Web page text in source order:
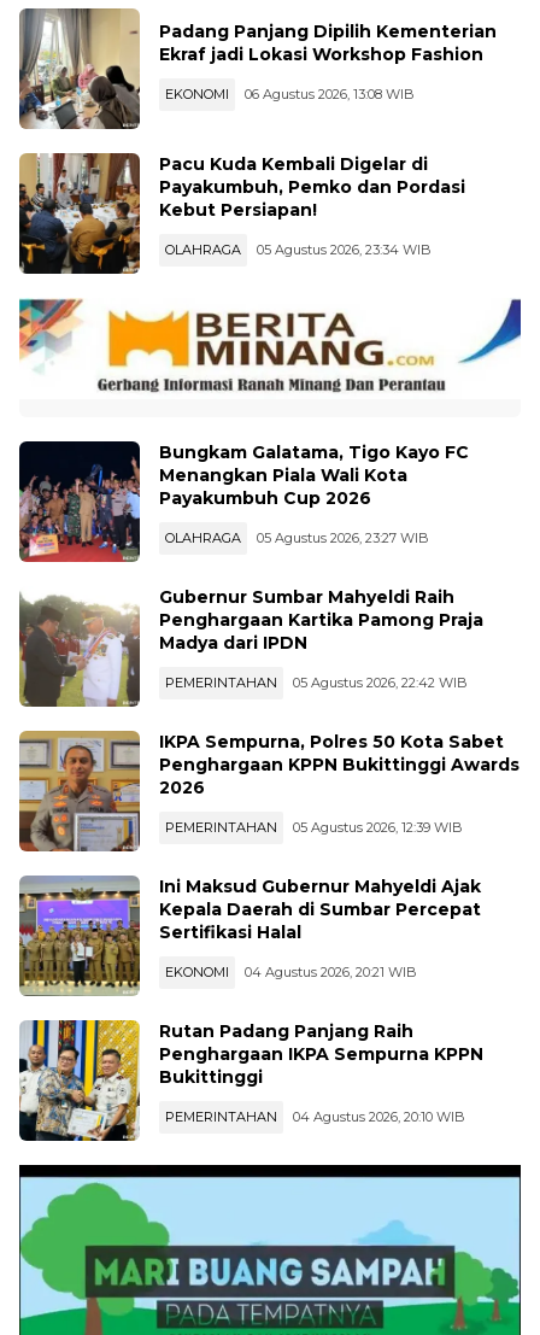
Padang Panjang Dipilih Kementerian
Ekraf jadi Lokasi Workshop Fashion
EKONOMI 06 Agustus 2026, 13:08 WIB
Pacu Kuda Kembali Digelar di
Payakumbuh, Pemko dan Pordasi
Kebut Persiapan!
OLAHRAGA 05 Agustus 2026, 23:34 WIB
Bungkam Galatama, Tigo Kayo FC
Menangkan Piala Wali Kota
Payakumbuh Cup 2026
OLAHRAGA 05 Agustus 2026, 23:27 WIB
Gubernur Sumbar Mahyeldi Raih
Penghargaan Kartika Pamong Praja
Madya dari IPDN
PEMERINTAHAN 05 Agustus 2026, 22:42 WIB
IKPA Sempurna, Polres 50 Kota Sabet
Penghargaan KPPN Bukittinggi Awards
2026
PEMERINTAHAN 05 Agustus 2026, 12:39 WIB
Ini Maksud Gubernur Mahyeldi Ajak
Kepala Daerah di Sumbar Percepat
Sertifikasi Halal
EKONOMI 04 Agustus 2026, 20:21 WIB
Rutan Padang Panjang Raih
Penghargaan IKPA Sempurna KPPN
Bukittinggi
PEMERINTAHAN 04 Agustus 2026, 20:10 WIB